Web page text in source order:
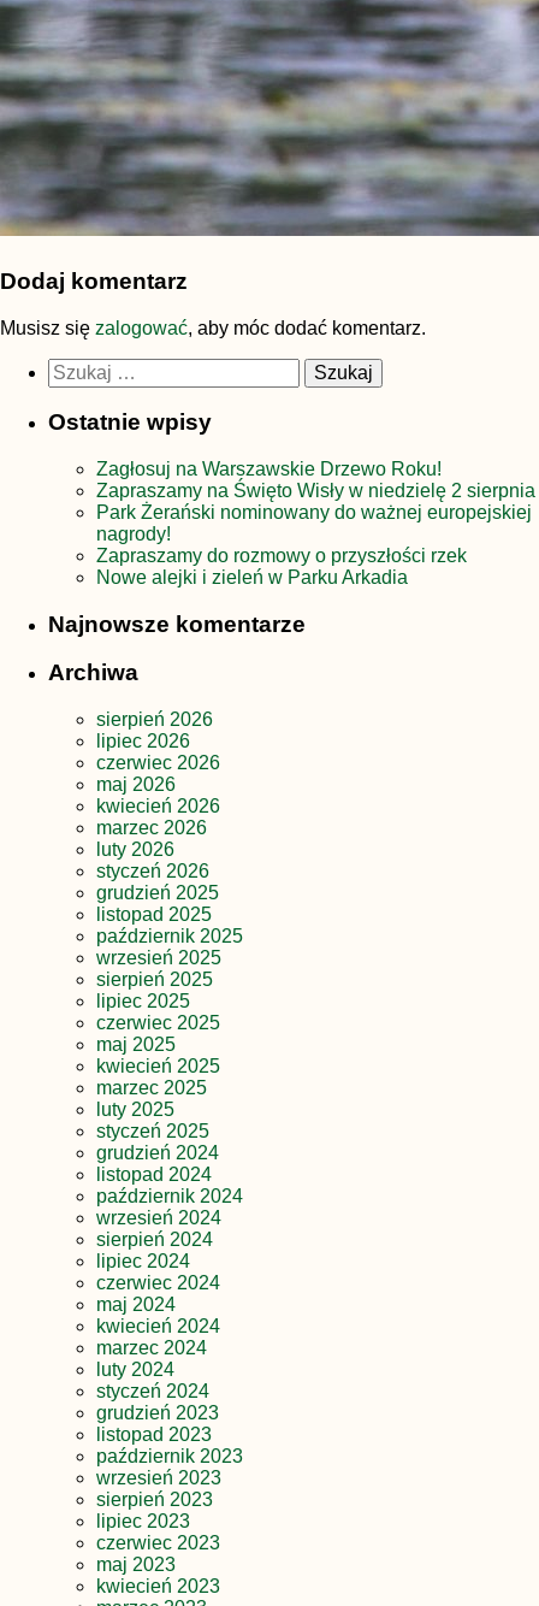
Dodaj komentarz
Musisz się zalogować, aby móc dodać komentarz.
Szukaj:
Ostatnie wpisy
Zagłosuj na Warszawskie Drzewo Roku!
Zapraszamy na Święto Wisły w niedzielę 2 sierpnia
Park Żerański nominowany do ważnej europejskiej
nagrody!
Zapraszamy do rozmowy o przyszłości rzek
Nowe alejki i zieleń w Parku Arkadia
Najnowsze komentarze
Archiwa
sierpień 2026
lipiec 2026
czerwiec 2026
maj 2026
kwiecień 2026
marzec 2026
luty 2026
styczeń 2026
grudzień 2025
listopad 2025
październik 2025
wrzesień 2025
sierpień 2025
lipiec 2025
czerwiec 2025
maj 2025
kwiecień 2025
marzec 2025
luty 2025
styczeń 2025
grudzień 2024
listopad 2024
październik 2024
wrzesień 2024
sierpień 2024
lipiec 2024
czerwiec 2024
maj 2024
kwiecień 2024
marzec 2024
luty 2024
styczeń 2024
grudzień 2023
listopad 2023
październik 2023
wrzesień 2023
sierpień 2023
lipiec 2023
czerwiec 2023
maj 2023
kwiecień 2023